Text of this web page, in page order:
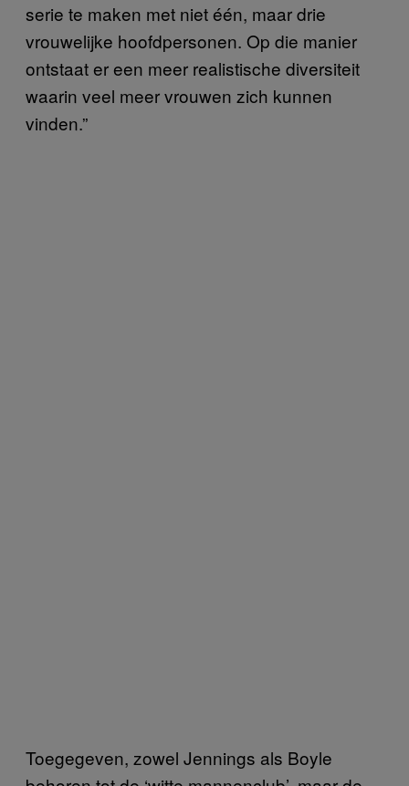
serie te maken met niet één, maar drie
vrouwelijke hoofdpersonen. Op die manier
ontstaat er een meer realistische diversiteit
waarin veel meer vrouwen zich kunnen
vinden.”
Toegegeven, zowel Jennings als Boyle